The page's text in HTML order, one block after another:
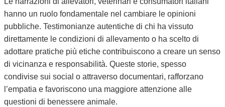
hanno un ruolo fondamentale nel cambiare le opinioni
pubbliche. Testimonianze autentiche di chi ha vissuto
direttamente le condizioni di allevamento o ha scelto di
adottare pratiche più etiche contribuiscono a creare un senso
di vicinanza e responsabilità. Queste storie, spesso
condivise sui social o attraverso documentari, rafforzano
l’empatia e favoriscono una maggiore attenzione alle
questioni di benessere animale.